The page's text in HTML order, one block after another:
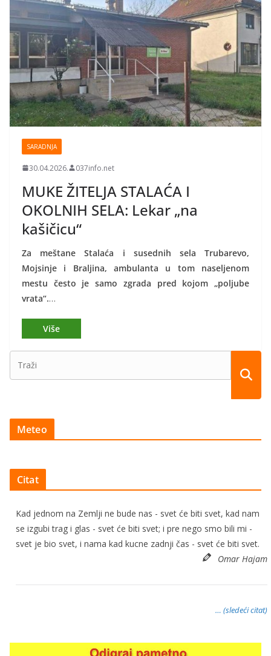
SARADNJA
30.04.2026. 037info.net
MUKE ŽITELJA STALAĆA I
OKOLNIH SELA: Lekar „na
kašičicu“
Za meštane Stalaća i susednih sela Trubarevo,
Mojsinje i Braljina, ambulanta u tom naseljenom
mestu često je samo zgrada pred kojom „poljube
vrata“.…
Meteo
Citat
Kad jednom na Zemlji ne bude nas - svet će biti svet, kad nam
se izgubi trag i glas - svet će biti svet; i pre nego smo bili mi -
svet je bio svet, i nama kad kucne zadnji čas - svet će biti svet.
Omar Hajam
… (sledeći citat)